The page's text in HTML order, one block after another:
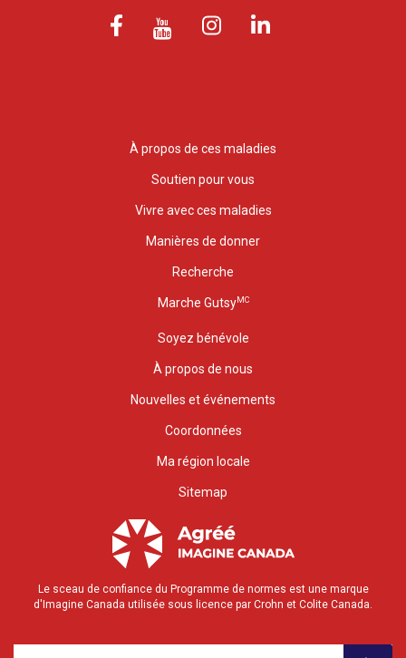
À propos de ces maladies
Soutien pour vous
Vivre avec ces maladies
Manières de donner
Recherche
Marche GutsyMC
Soyez bénévole
À propos de nous
Nouvelles et événements
Coordonnées
Ma région locale
Sitemap
Le sceau de confiance du Programme de normes est une marque
d'Imagine Canada utilisée sous licence par Crohn et Colite Canada.